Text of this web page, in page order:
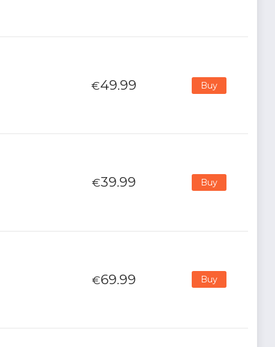
€49.99 Buy
€39.99 Buy
€69.99 Buy